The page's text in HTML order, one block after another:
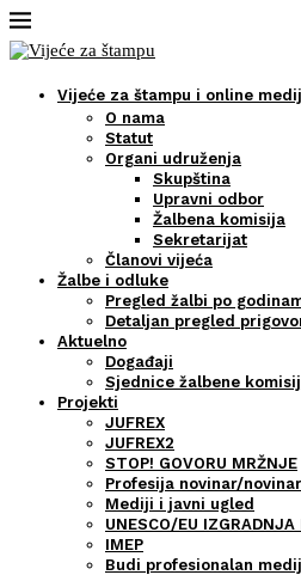
Vijeće za štampu i online
O nama
Statut
Organi udruženja
Skupština
Upravni odbor
Žalbena komisija
Sekretarijat
Članovi vijeća
Žalbe i odluke
Pregled žalbi po
Detaljan pregled
Aktuelno
Događaji
Sjednice žalbene
Projekti
JUFREX
JUFREX2
STOP! GOVORU MRŽNJE
Profesija novinar/
Mediji i javni ugled
UNESCO/EU
IMEP
Budi profesionalan